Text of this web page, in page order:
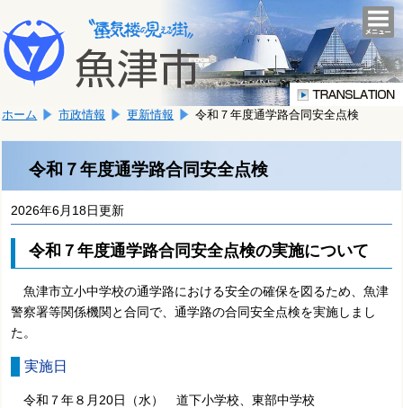
文
へ
移
ま
す。
こ
か
文
ホーム 市政情報 更新情報 令和７年度通学路合同安全点検
令和７年度通学路合同安全点検
2026年6月18日更新
令和７年度通学路合同安全点検の実施について
魚津市立小中学校の通学路における安全の確保を図るため、魚津
警察署等関係機関と合同で、通学路の合同安全点検を実施しまし
た。
実施日
令和７年８月20日（水） 道下小学校、東部中学校